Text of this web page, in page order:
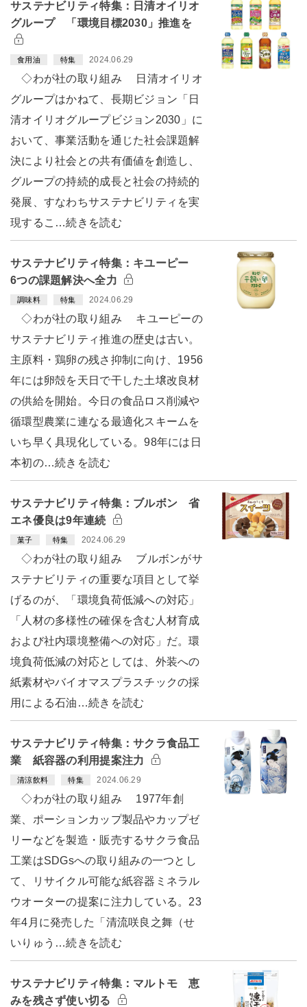
サステナビリティ特集：日清オイリオ
グループ 「環境目標2030」推進を
食用油 特集 2024.06.29
◇わが社の取り組み 日清オイリオ
グループはかねて、長期ビジョン「日
清オイリオグループビジョン2030」に
おいて、事業活動を通じた社会課題解
決により社会との共有価値を創造し、
グループの持続的成長と社会の持続的
発展、すなわちサステナビリティを実
現するこ…続きを読む
サステナビリティ特集：キユーピー
6つの課題解決へ全力
調味料 特集 2024.06.29
◇わが社の取り組み キユーピーの
サステナビリティ推進の歴史は古い。
主原料・鶏卵の残さ抑制に向け、1956
年には卵殻を天日で干した土壌改良材
の供給を開始。今日の食品ロス削減や
循環型農業に連なる最適化スキームを
いち早く具現化している。98年には日
本初の…続きを読む
サステナビリティ特集：ブルボン 省
エネ優良は9年連続
菓子 特集 2024.06.29
◇わが社の取り組み ブルボンがサ
ステナビリティの重要な項目として挙
げるのが、「環境負荷低減への対応」
「人材の多様性の確保を含む人材育成
および社内環境整備への対応」だ。環
境負荷低減の対応としては、外装への
紙素材やバイオマスプラスチックの採
用による石油…続きを読む
サステナビリティ特集：サクラ食品工
業 紙容器の利用提案注力
清涼飲料 特集 2024.06.29
◇わが社の取り組み 1977年創
業、ポーションカップ製品やカップゼ
リーなどを製造・販売するサクラ食品
工業はSDGsへの取り組みの一つとし
て、リサイクル可能な紙容器ミネラル
ウオーターの提案に注力している。23
年4月に発売した「清流咲良之舞（せ
いりゅう…続きを読む
サステナビリティ特集：マルトモ 恵
みを残さず使い切る